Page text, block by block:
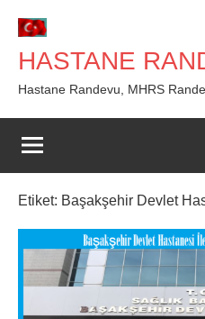
geç
HASTANE
Hastane Randevu, MHRS
Etiket: Başakşehir Devlet